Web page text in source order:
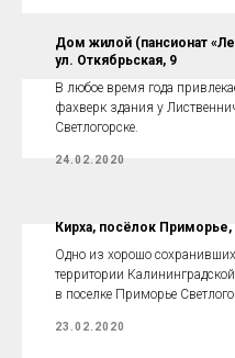
Дом жилой (пансионат
ул. Откябрьская, 9
В любое время года
фахверк здания у
Светлогорске.
24.02.2020
Кирха, посёлок Приморье,
Одно из хорошо
территории
в поселке Приморье
23.02.2020